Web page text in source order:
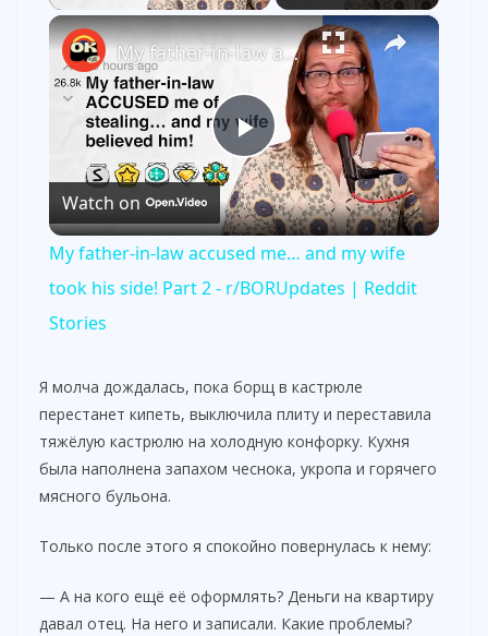
×
P
l
a
V
i
d
e
My father-in-law accused me… and my wife took his side! Part 2 - r/BORUpdates | Reddit Stories
Watch on
My father-in-law accused me… and my wife
took his side! Part 2 - r/BORUpdates | Reddit
Stories
Я молча дождалась, пока борщ в кастрюле
перестанет кипеть, выключила плиту и переставила
тяжёлую кастрюлю на холодную конфорку. Кухня
была наполнена запахом чеснока, укропа и горячего
мясного бульона.
Только после этого я спокойно повернулась к нему:
— А на кого ещё её оформлять? Деньги на квартиру
давал отец. На него и записали. Какие проблемы?